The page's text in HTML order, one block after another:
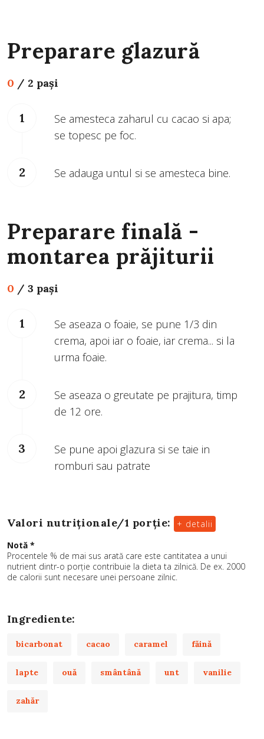
Preparare glazură
0 / 2 pași
Se amesteca zaharul cu cacao si apa;
se topesc pe foc.
Se adauga untul si se amesteca bine.
Preparare finală -
montarea prăjiturii
0 / 3 pași
Se aseaza o foaie, se pune 1/3 din
crema, apoi iar o foaie, iar crema... si la
urma foaie.
Se aseaza o greutate pe prajitura, timp
de 12 ore.
Se pune apoi glazura si se taie in
romburi sau patrate
Valori nutriționale/1 porție:
+ detalii
Notă *
Procentele % de mai sus arată care este cantitatea a unui
nutrient dintr-o porție contribuie la dieta ta zilnică. De ex. 2000
de calorii sunt necesare unei persoane zilnic.
Ingrediente:
bicarbonat cacao caramel făină
lapte ouă smântână unt vanilie
zahăr